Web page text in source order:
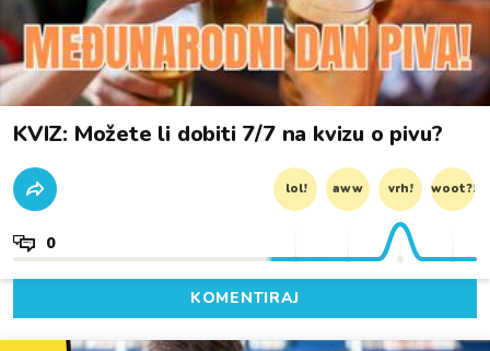
KVIZ: Možete li dobiti 7/7 na kvizu o pivu?
lol! aww vrh! woot?!
0
KOMENTIRAJ